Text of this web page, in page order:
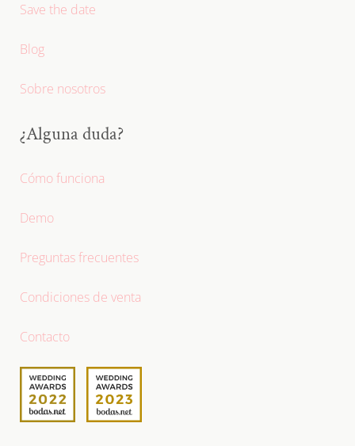
Save the date
Blog
Sobre nosotros
¿Alguna duda?
Cómo funciona
Demo
Preguntas frecuentes
Condiciones de venta
Contacto